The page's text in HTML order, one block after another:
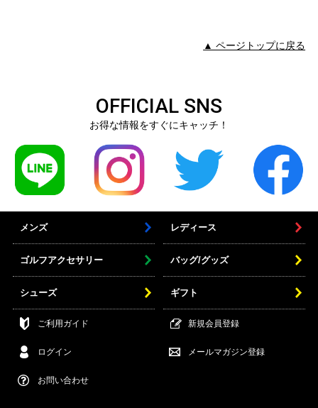
▲ ページトップに戻る
OFFICIAL SNS
お得な情報をすぐにキャッチ！
メンズ レディース
ゴルフアクセサリー バッグ/グッズ
シューズ ギフト
ご利用ガイド 新規会員登録
ログイン メールマガジン登録
お問い合わせ